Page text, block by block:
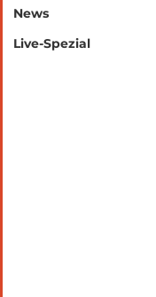
News
Live-Spezial